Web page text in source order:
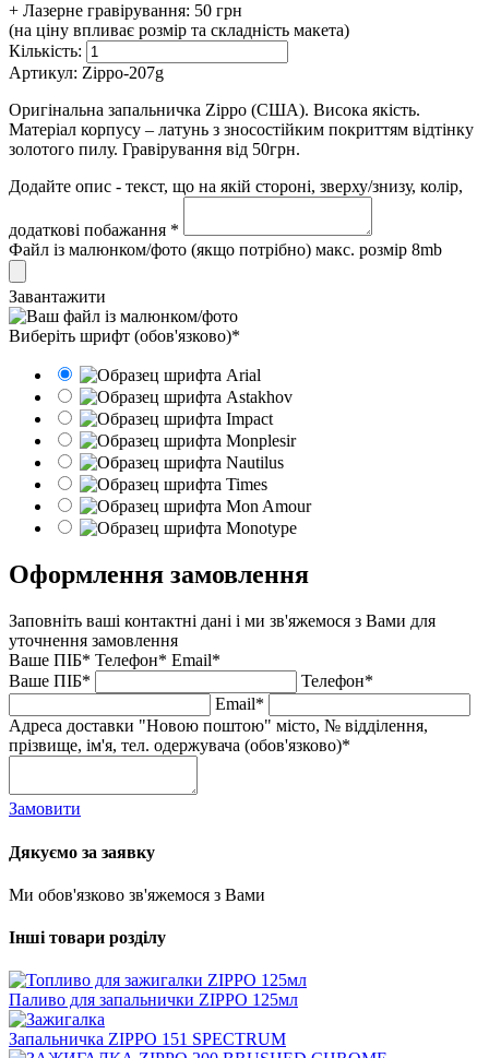
+ Лазерне гравірування: 50 грн
(на ціну впливає розмір та складність макета)
Кількість:
Артикул: Zippo-207g
Оригінальна запальничка Zippo (США). Висока якість.
Матеріал корпусу – латунь з зносостійким покриттям відтінку
золотого пилу. Гравірування від 50грн.
Додайте опис - текст, що на якій стороні, зверху/знизу, колір,
додаткові побажання *
Файл із малюнком/фото (якщо потрібно) макс. розмір 8mb
Завантажити
Виберіть шрифт (обов'язково)*
Оформлення замовлення
Заповніть ваші контактні дані і ми зв'яжемося з Вами для
уточнення замовлення
Ваше ПІБ* Телефон* Email*
Ваше ПІБ*
Телефон*
Email*
Адреса доставки "Новою поштою" місто, № відділення,
прізвище, ім'я, тел. одержувача (обов'язково)*
Замовити
Дякуємо за заявку
Ми обов'язково зв'яжемося з Вами
Інші товари розділу
Паливо для запальнички ZIPPO 125мл
Запальничка ZIPPO 151 SPECTRUM